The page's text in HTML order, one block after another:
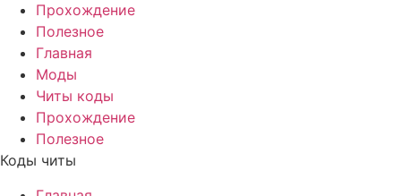
Прохождение
Полезное
Главная
Моды
Читы коды
Прохождение
Полезное
Коды читы